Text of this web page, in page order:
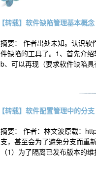
【转载】软件缺陷管理基本概念
摘要： 作者出处未知。认识软
件缺陷的工具了。1、首先介
b、可以再现（要求软件缺陷
【转载】软件配置管理中的分支
摘要： 作者：林文波原载：
支，甚至会为了避免分支而重
（1）为了隔离已发布版本的